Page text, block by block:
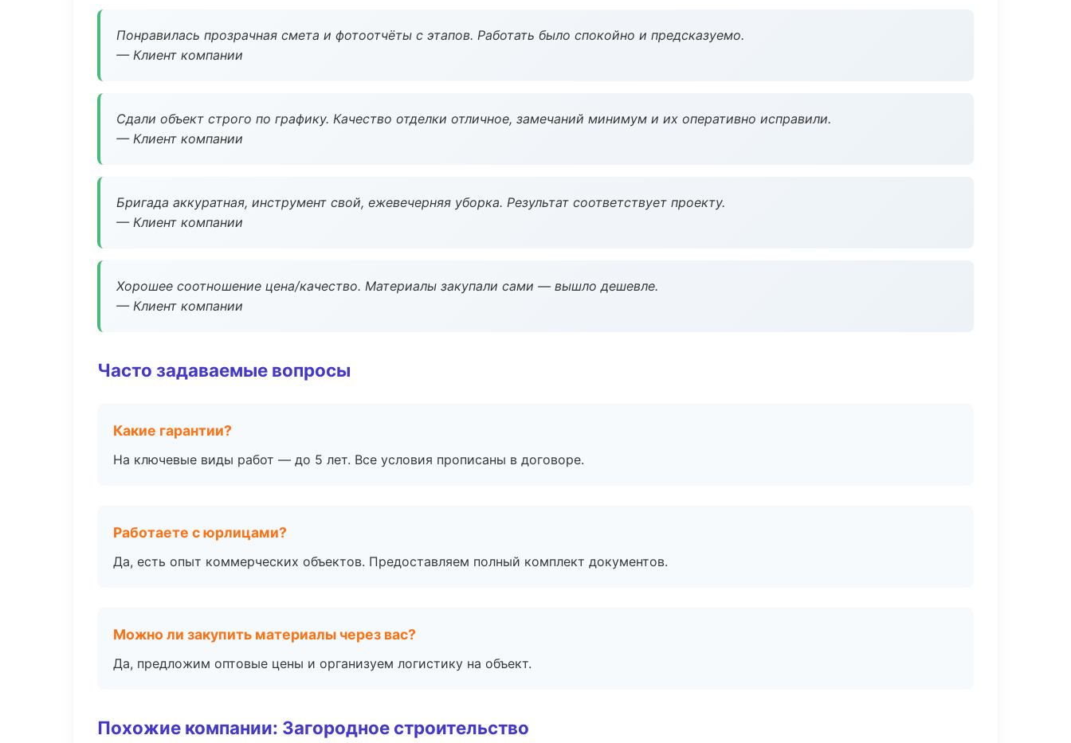
Понравилась прозрачная смета и фотоотчёты с этапов. Работать было спокойно и предсказуемо.
— Клиент компании
Сдали объект строго по графику. Качество отделки отличное, замечаний минимум и их оперативно исправили.
— Клиент компании
Бригада аккуратная, инструмент свой, ежевечерняя уборка. Результат соответствует проекту.
— Клиент компании
Хорошее соотношение цена/качество. Материалы закупали сами — вышло дешевле.
— Клиент компании
Часто задаваемые вопросы
Какие гарантии?
На ключевые виды работ — до 5 лет. Все условия прописаны в договоре.
Работаете с юрлицами?
Да, есть опыт коммерческих объектов. Предоставляем полный комплект документов.
Можно ли закупить материалы через вас?
Да, предложим оптовые цены и организуем логистику на объект.
Похожие компании: Загородное строительство